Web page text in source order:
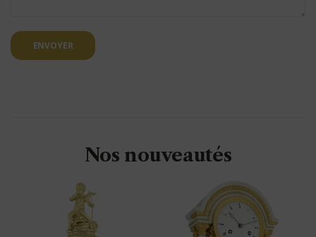
ENVOYER
Nos nouveautés